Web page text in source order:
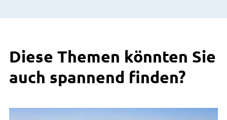
Diese Themen könnten Sie
auch spannend finden?